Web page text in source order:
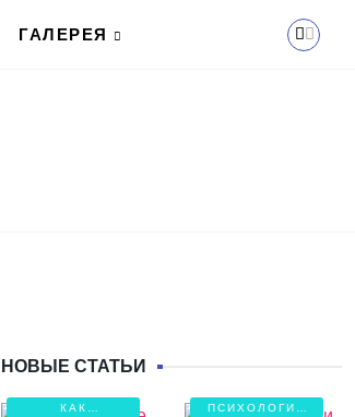
ГАЛЕРЕЯ
НОВЫЕ СТАТЬИ
КАК
ПСИХОЛОГИЯ